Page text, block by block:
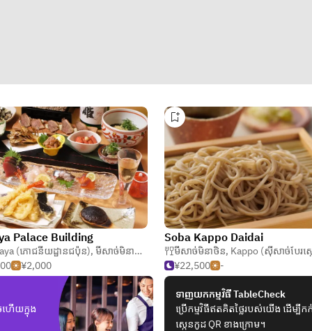
Palace Building
(ភោជនីយដ្ឋានជប៉ុន), មីសាច់មិនាថិន
សួស្តីបួសងៃ
¥2,000
Soba Kappo Daidai
មីសាច់មិនាថិន, Kappo (ស៊ីសាច់បែរស្ត
¥22,500
-
ហើយក្នុង
ទាញយកកម្មវិធី TableCheck
ប្រើកម្មវិធីឥតគិតថ្លៃរបស់យើង ដើ
ស្កេនកូដ QR ខាងក្រោម។